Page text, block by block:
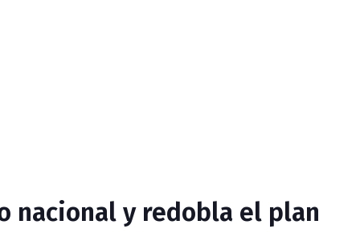
nacional y redobla el plan